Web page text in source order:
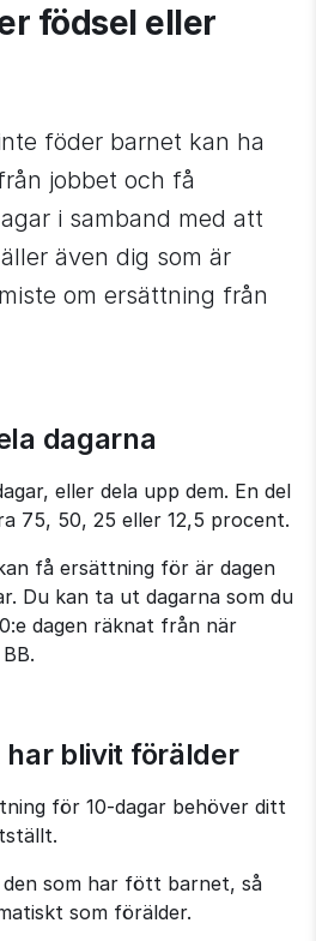
födsel eller
föder barnet kan ha
jobbet och få
i samband med att
även dig som är
om ersättning från
dagarna
eller dela upp dem. En del
75, 50, 25 eller 12,5 procent.
få ersättning för är dagen
Du kan ta ut dagarna som du
dagen räknat från när
blivit förälder
för 10-dagar behöver ditt
den som har fött barnet, så
som förälder.